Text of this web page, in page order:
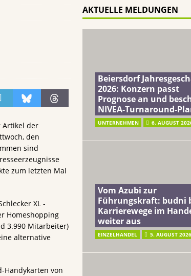
im Handel weiter aus
EINZELHANDEL
Mineralwasser unterstützt Gutes zu tun beim täglichen
ehrenamtliches Engagement der Mitarbeitenden in
gehört weltweit zu den Pionieren bei der
Artikel der
den
sind
zum letzten Mal
XL -
Homeshopping
3.990 Mitarbeiter)
alternative
Handykarten von
AKTUELLE MELDUNGEN
Beiersdorf
2026: Konzern passt
Prognose an und
NIVEA-Turnaround-
UNTERNEHMEN 6. AUGUST
Vom Azubi zur
Führungskraft: budni
Karrierewege im
weiter aus
EINZELHANDEL 5. AUGUST 2026